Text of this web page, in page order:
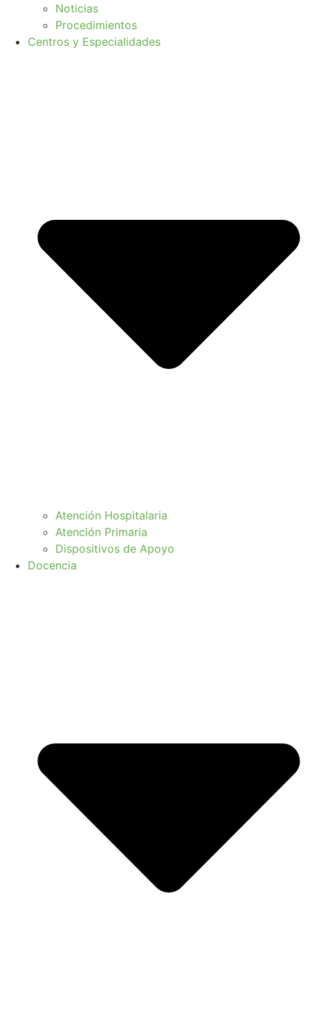
Noticias
Procedimientos
Centros y Especialidades
Atención Hospitalaria
Atención Primaria
Dispositivos de Apoyo
Docencia